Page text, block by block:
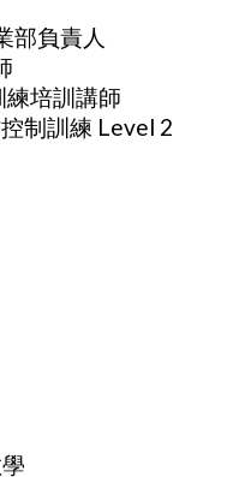
部負責人
培訓講師
制訓練 Level 2